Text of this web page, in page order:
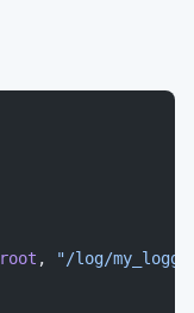
root ,
"/log/